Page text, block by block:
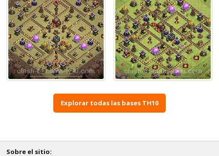
Explorar todas las bases TH10
Sobre el sitio: